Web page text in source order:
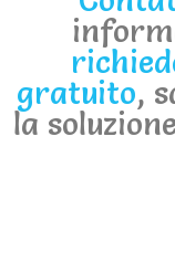
gratuito,
la